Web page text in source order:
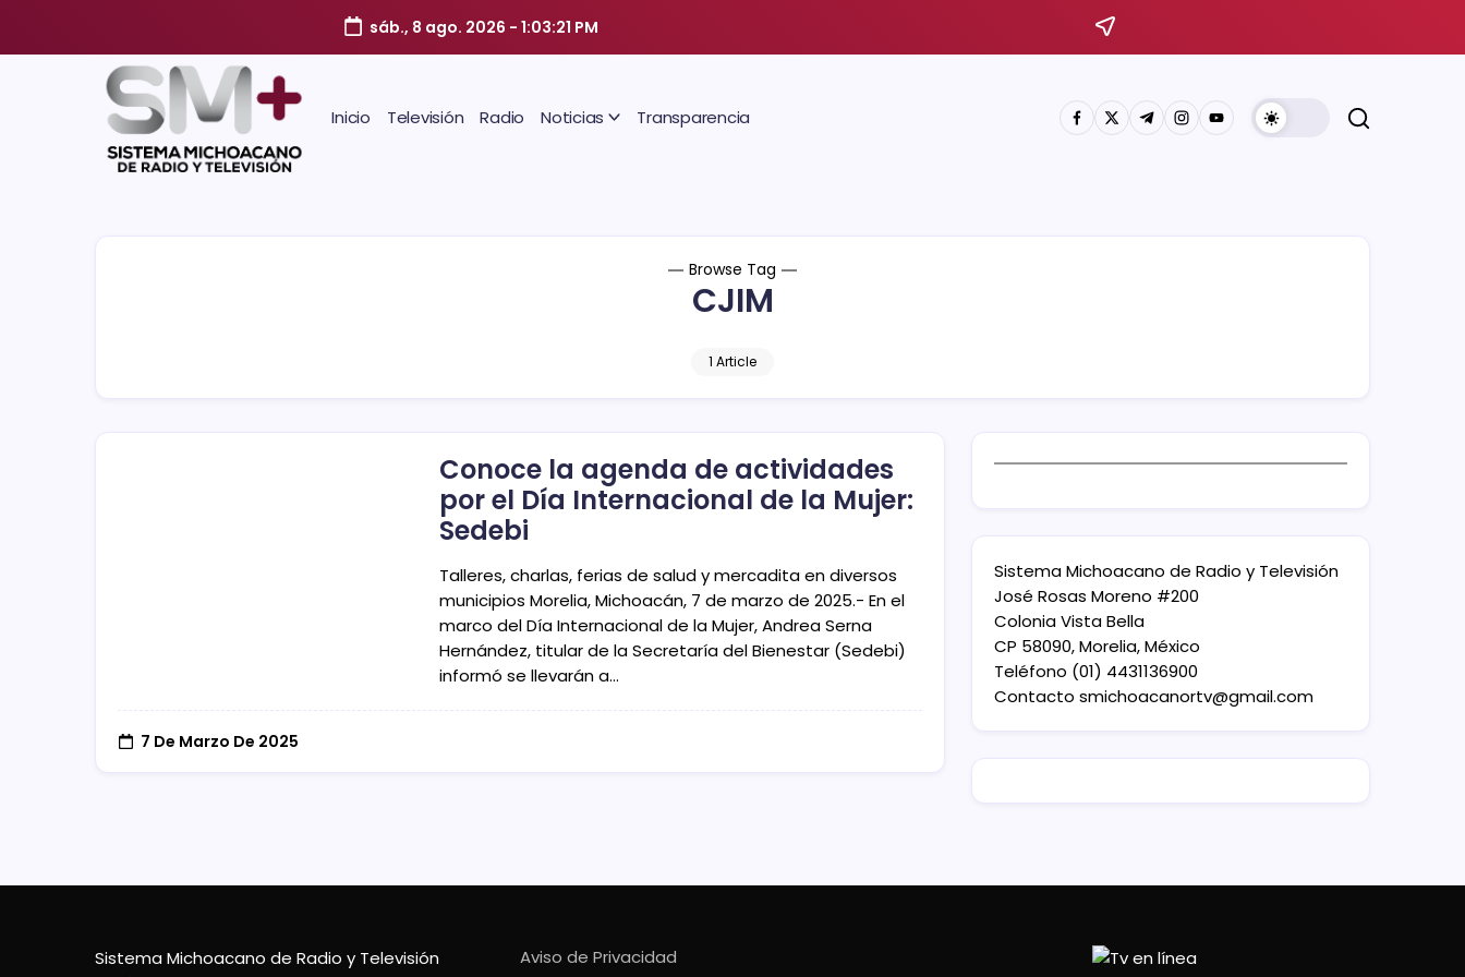
sáb., 8 ago. 2026 -1:03:21 PM
Inicio Televisión Radio Noticias Transparencia
Browse Tag
CJIM
1 Article
Conoce la agenda de actividades
por el Día Internacional de la Mujer:
Sedebi
Talleres, charlas, ferias de salud y mercadita en diversos
municipios Morelia, Michoacán, 7 de marzo de 2025.- En el
marco del Día Internacional de la Mujer, Andrea Serna
Hernández, titular de la Secretaría del Bienestar (Sedebi)
informó se llevarán a…
7 De Marzo De 2025
Sistema Michoacano de Radio y Televisión
José Rosas Moreno #200
Colonia Vista Bella
CP 58090, Morelia, México
Teléfono (01) 4431136900
Contacto smichoacanortv@gmail.com
Sistema Michoacano de Radio y Televisión
Aviso de Privacidad